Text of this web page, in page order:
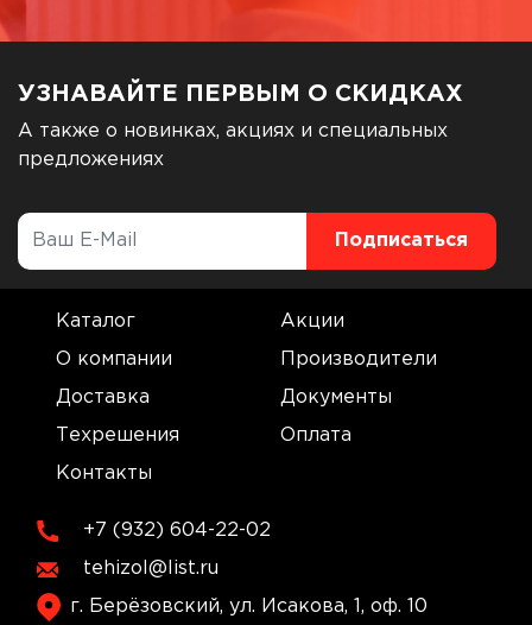
УЗНАВАЙТЕ ПЕРВЫМ О СКИДКАХ
А также о новинках, акциях и специальных
предложениях
Каталог Акции
О компании Производители
Доставка Документы
Техрешения Оплата
Контакты
+7 (932) 604-22-02
tehizol@list.ru
г. Берёзовский, ул. Исакова, 1, оф. 10